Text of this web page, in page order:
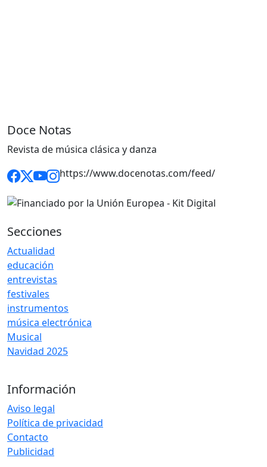
Doce Notas
Revista de música clásica y danza
https://www.docenotas.com/feed/
Secciones
Actualidad
educación
entrevistas
festivales
instrumentos
música electrónica
Musical
Navidad 2025
Información
Aviso legal
Política de privacidad
Contacto
Publicidad